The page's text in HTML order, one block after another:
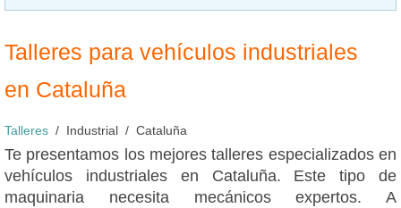
Talleres para vehículos industriales
en Cataluña
Talleres Industrial Cataluña
Te presentamos los mejores talleres especializados en
vehículos industriales en Cataluña. Este tipo de
maquinaria necesita mecánicos expertos. A